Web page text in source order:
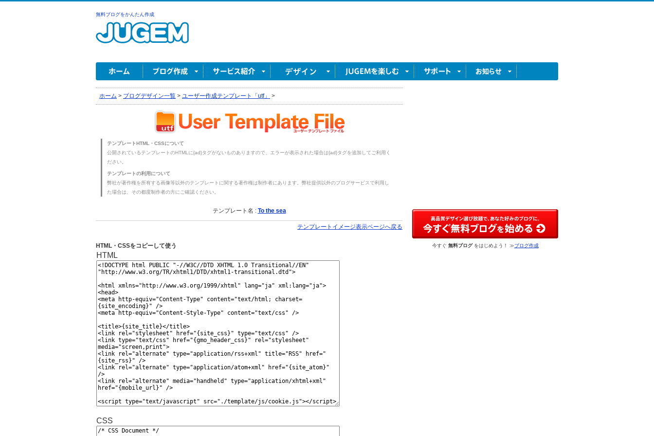
無料ブログをかんたん作成
ホーム > ブログデザイン一覧 > ユーザー作成テンプレート「utf」 >
テンプレートHTML・CSSについて
公開されているテンプレートのHTMLに{ad}タグがないものありますので、エラーが表示された場合は{ad}タグを追加してご利用く
ださい。
テンプレートの利用について
弊社が著作権を所有する画像等以外のテンプレートに関する著作権は制作者にあります。弊社提供以外のブログサービスで利用し
た場合は、その都度制作者の方にご確認ください。
テンプレート名 : To the sea
テンプレートイメージ表示ページへ戻る
HTML・CSSをコピーして使う
HTML
CSS
今すぐ 無料ブログをはじめよう！ ≫ブログ作成